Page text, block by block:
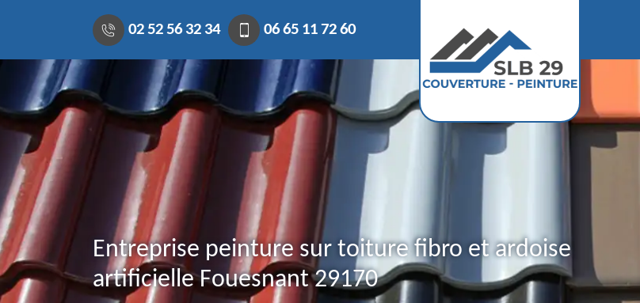
02 52 56 32 34 06 65 11 72 60
Entreprise peinture sur toiture fibro et ardoise
artificielle Fouesnant 29170